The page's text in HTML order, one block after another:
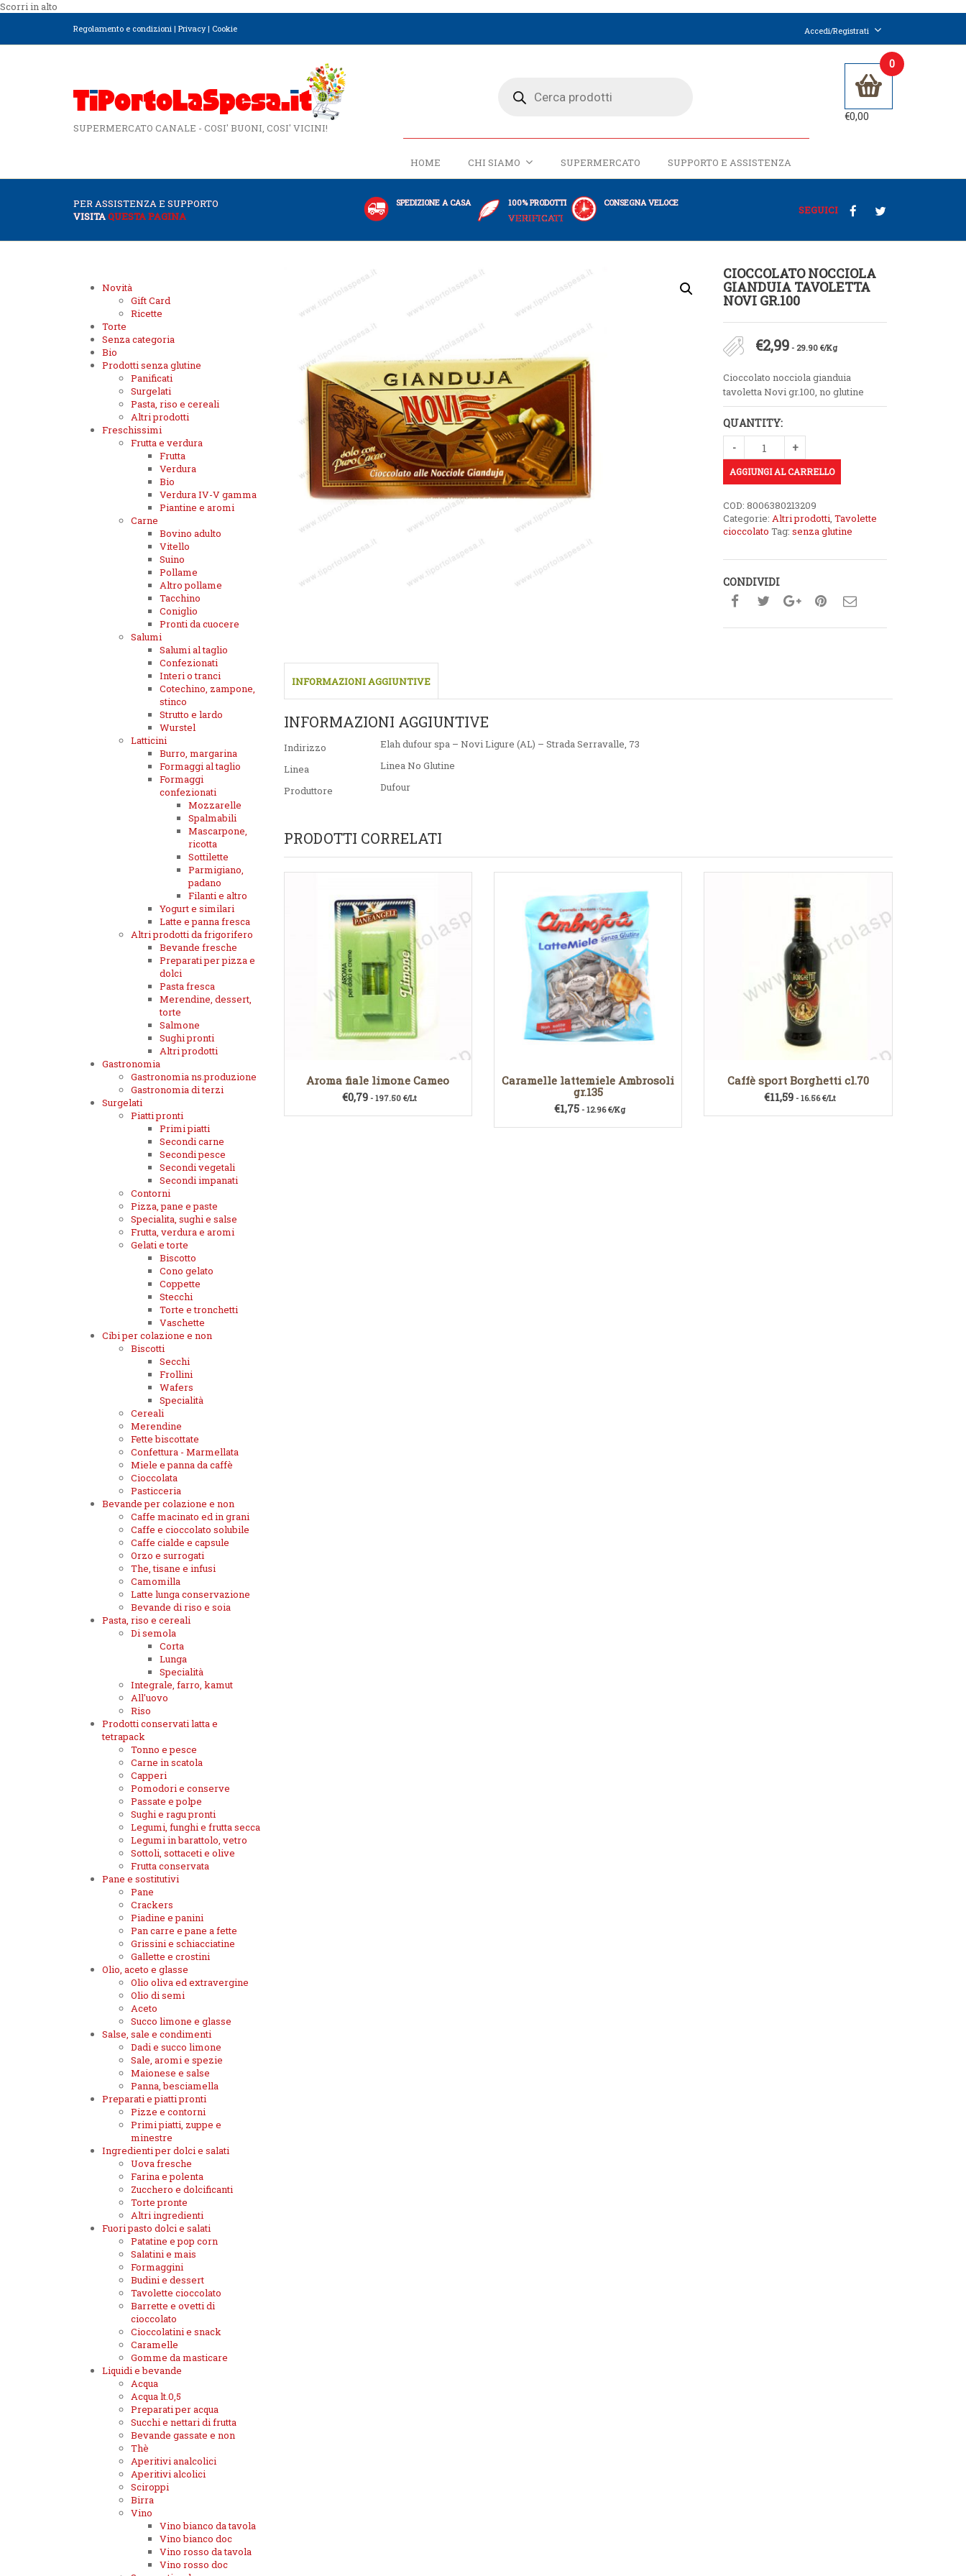
Scorri in alto
Regolamento e condizioni | Privacy| Cookie Accedi/Registrati
SUPERMERCATO CANALE - COSI' BUONI, COSI' VICINI!
HOME CHI SIAMO SUPERMERCATO SUPPORTO E ASSISTENZA
0
€0,00
PER ASSISTENZA E SUPPORTO
VISITAQUESTA PAGINA
SPEDIZIONE A CASA 100% PRODOTTI
VERIFICATI
CONSEGNA VELOCE
SEGUICI
CIOCCOLATO NOCCIOLA
GIANDUIA TAVOLETTA
NOVI GR.100
€2,99 - 29.90 €/Kg
Cioccolato nocciola gianduia
tavoletta Novi gr.100, no glutine
QUANTITY:
AGGIUNGI AL CARRELLO
COD:8006380213209
Categorie:Altri prodotti,Tavolette
cioccolato Tag:senza glutine
CONDIVIDI
INFORMAZIONI AGGIUNTIVE
INFORMAZIONI AGGIUNTIVE
Indirizzo
Elah dufour spa – Novi Ligure (AL) – Strada Serravalle, 73
Linea
Linea No Glutine
Produttore
Dufour
PRODOTTI CORRELATI
Aroma fiale limone Cameo
€0,79 - 197.50 €/Lt
Caramelle lattemiele Ambrosoli
gr.135
€1,75 - 12.96 €/Kg
Caffè sport Borghetti cl.70
€11,59 - 16.56 €/Lt
Novità
Gift Card
Ricette
Torte
Senza categoria
Bio
Prodotti senza glutine
Panificati
Surgelati
Pasta, riso e cereali
Altri prodotti
Freschissimi
Frutta e verdura
Frutta
Verdura
Bio
Verdura IV-V gamma
Piantine e aromi
Carne
Bovino adulto
Vitello
Suino
Pollame
Altro pollame
Tacchino
Coniglio
Pronti da cuocere
Salumi
Salumi al taglio
Confezionati
Interi o tranci
Cotechino, zampone,
stinco
Strutto e lardo
Wurstel
Latticini
Burro, margarina
Formaggi al taglio
Formaggi
confezionati
Mozzarelle
Spalmabili
Mascarpone,
ricotta
Sottilette
Parmigiano,
padano
Filanti e altro
Yogurt e similari
Latte e panna fresca
Altri prodotti da frigorifero
Bevande fresche
Preparati per pizza e
dolci
Pasta fresca
Merendine, dessert,
torte
Salmone
Sughi pronti
Altri prodotti
Gastronomia
Gastronomia ns.produzione
Gastronomia di terzi
Surgelati
Piatti pronti
Primi piatti
Secondi carne
Secondi pesce
Secondi vegetali
Secondi impanati
Contorni
Pizza, pane e paste
Specialita, sughi e salse
Frutta, verdura e aromi
Gelati e torte
Biscotto
Cono gelato
Coppette
Stecchi
Torte e tronchetti
Vaschette
Cibi per colazione e non
Biscotti
Secchi
Frollini
Wafers
Specialità
Cereali
Merendine
Fette biscottate
Confettura - Marmellata
Miele e panna da caffè
Cioccolata
Pasticceria
Bevande per colazione e non
Caffe macinato ed in grani
Caffe e cioccolato solubile
Caffe cialde e capsule
Orzo e surrogati
The, tisane e infusi
Camomilla
Latte lunga conservazione
Bevande di riso e soia
Pasta, riso e cereali
Di semola
Corta
Lunga
Specialità
Integrale, farro, kamut
All'uovo
Riso
Prodotti conservati latta e
tetrapack
Tonno e pesce
Carne in scatola
Capperi
Pomodori e conserve
Passate e polpe
Sughi e ragu pronti
Legumi, funghi e frutta secca
Legumi in barattolo, vetro
Sottoli, sottaceti e olive
Frutta conservata
Pane e sostitutivi
Pane
Crackers
Piadine e panini
Pan carre e pane a fette
Grissini e schiacciatine
Gallette e crostini
Olio, aceto e glasse
Olio oliva ed extravergine
Olio di semi
Aceto
Succo limone e glasse
Salse, sale e condimenti
Dadi e succo limone
Sale, aromi e spezie
Maionese e salse
Panna, besciamella
Preparati e piatti pronti
Pizze e contorni
Primi piatti, zuppe e
minestre
Ingredienti per dolci e salati
Uova fresche
Farina e polenta
Zucchero e dolcificanti
Torte pronte
Altri ingredienti
Fuori pasto dolci e salati
Patatine e pop corn
Salatini e mais
Formaggini
Budini e dessert
Tavolette cioccolato
Barrette e ovetti di
cioccolato
Cioccolatini e snack
Caramelle
Gomme da masticare
Liquidi e bevande
Acqua
Acqua lt.0,5
Preparati per acqua
Succhi e nettari di frutta
Bevande gassate e non
Thè
Aperitivi analcolici
Aperitivi alcolici
Sciroppi
Birra
Vino
Vino bianco da tavola
Vino bianco doc
Vino rosso da tavola
Vino rosso doc